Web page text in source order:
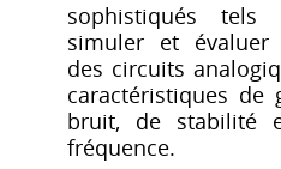
sophistiqués tels
simuler et évaluer
des circuits
caractéristiques de
bruit, de stabilité
fréquence.